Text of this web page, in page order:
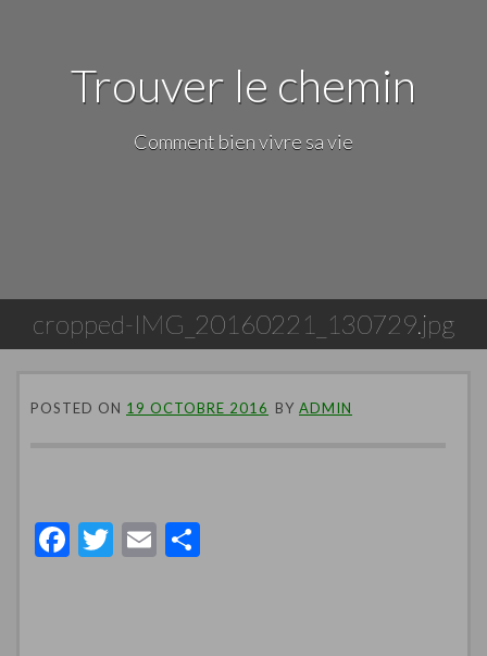
Trouver le chemin
Comment bien vivre sa vie
cropped-IMG_20160221_130729.jpg
POSTED ON 19 OCTOBRE 2016 BY ADMIN
F
T
E